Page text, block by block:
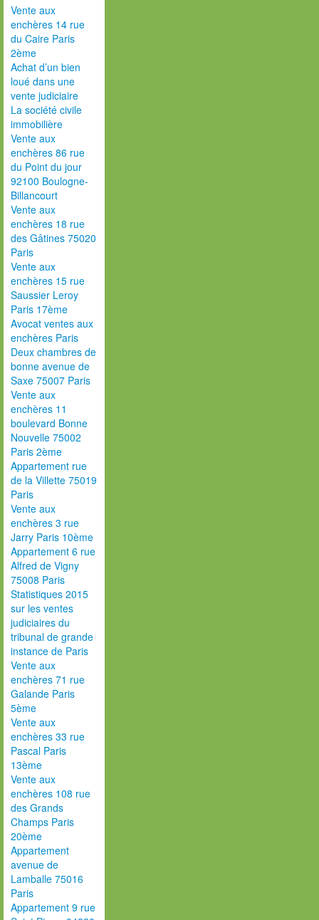
Vente aux
enchères 14 rue
du Caire Paris
2ème
Achat d’un bien
loué dans une
vente judiciaire
La société civile
immobilière
Vente aux
enchères 86 rue
du Point du jour
92100 Boulogne-
Billancourt
Vente aux
enchères 18 rue
des Gâtines 75020
Paris
Vente aux
enchères 15 rue
Saussier Leroy
Paris 17ème
Avocat ventes aux
enchères Paris
Deux chambres de
bonne avenue de
Saxe 75007 Paris
Vente aux
enchères 11
boulevard Bonne
Nouvelle 75002
Paris 2ème
Appartement rue
de la Villette 75019
Paris
Vente aux
enchères 3 rue
Jarry Paris 10ème
Appartement 6 rue
Alfred de Vigny
75008 Paris
Statistiques 2015
sur les ventes
judiciaires du
tribunal de grande
instance de Paris
Vente aux
enchères 71 rue
Galande Paris
5ème
Vente aux
enchères 33 rue
Pascal Paris
13ème
Vente aux
enchères 108 rue
des Grands
Champs Paris
20ème
Appartement
avenue de
Lamballe 75016
Paris
Appartement 9 rue